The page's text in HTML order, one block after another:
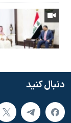
دنبال کنید